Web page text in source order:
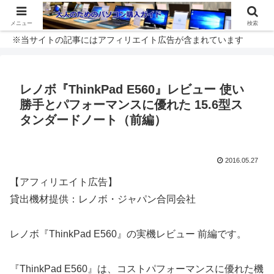
※当サイトの記事にはアフィリエイト広告が含まれています
レノボ『ThinkPad E560』レビュー 使い
勝手とパフォーマンスに優れた 15.6型ス
タンダードノート（前編）
2016.05.27
【アフィリエイト広告】
貸出機材提供：レノボ・ジャパン合同会社
レノボ『ThinkPad E560』の実機レビュー 前編です。
『ThinkPad E560』は、コストパフォーマンスに優れた機
メニュー 検索